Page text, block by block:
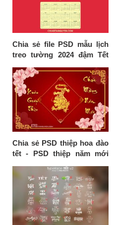
Chia sẻ file PSD mẫu lịch
treo tường 2024 đậm Tết
Chia sẻ PSD thiệp hoa đào
tết - PSD thiệp năm mới